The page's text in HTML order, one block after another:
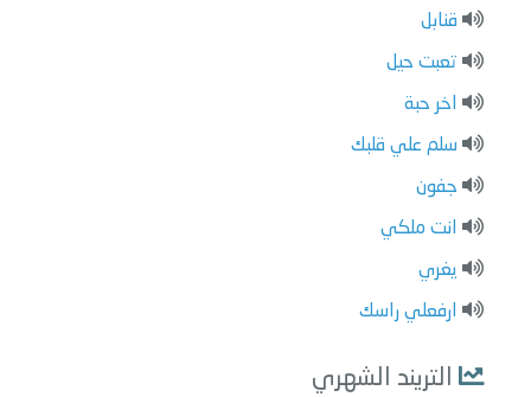
قنابل
تعبت حيل
اخر حبة
سلم علي قلبك
جفون
انت ملكي
يغري
ارفعلي راسك
التريند الشهري